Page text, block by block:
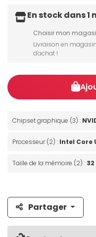
En stock dans 1
Choisir mon
Livraison en
d'achat !
Chipset graphique (3) :
Processeur (2) : Intel Core
Taille de la mémoire (2) : 32
Partager